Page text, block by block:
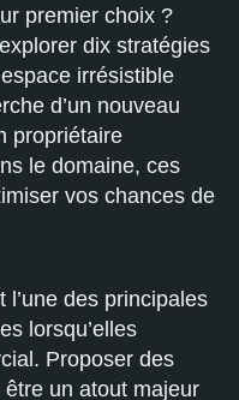
premier choix ?
dix stratégies
irrésistible
d’un nouveau
propriétaire
le domaine, ces
vos chances de
l’une des principales
lorsqu’elles
Proposer des
un atout majeur